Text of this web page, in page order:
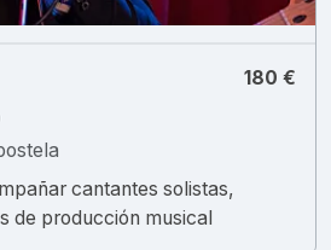
180 €
cantantes solistas,
de producción musical